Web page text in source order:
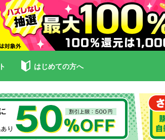
はじめての方へ